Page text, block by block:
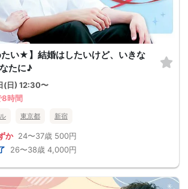
たい★】結婚はしたいけど、いきな
たに♪
(日) 12:30〜
8時間
東京都 新宿
か 24〜37歳 500円
26〜38歳 4,000円